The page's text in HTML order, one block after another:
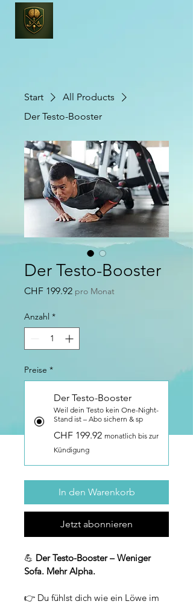
Start
All Products
Der Testo-Booster
Der Testo-Booster
CHF 199.92Preis
pro Monat
Anzahl *
Preise *
Der Testo-Booster
Weil dein Testo kein One-Night-
Stand ist – Abo sichern & sp
CHF 199.92 monatlich bis zur
Kündigung
In den Warenkorb
Jetzt abonnieren
💪 Der Testo-Booster – Weniger
Sofa. Mehr Alpha.
👉 Du fühlst dich wie ein Löwe im